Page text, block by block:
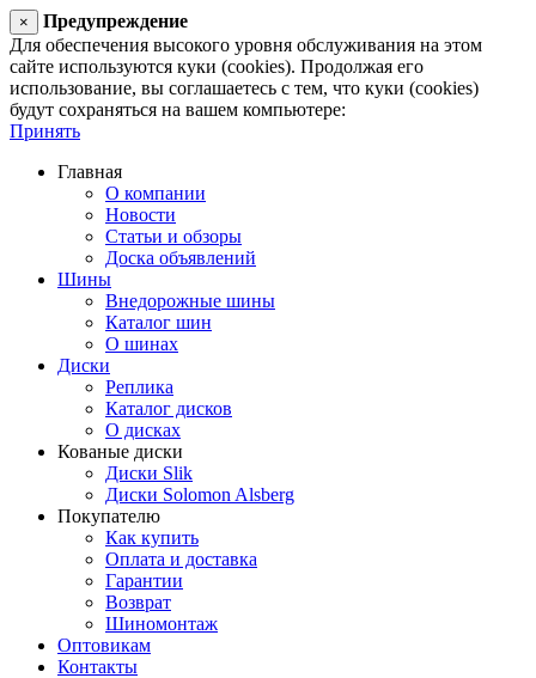
×
Предупреждение
Для обеспечения высокого уровня обслуживания на этом
сайте используются куки (cookies). Продолжая его
использование, вы соглашаетесь с тем, что куки (cookies)
будут сохраняться на вашем компьютере:
Принять
Главная
О компании
Новости
Статьи и обзоры
Доска объявлений
Шины
Внедорожные шины
Каталог шин
О шинах
Диски
Реплика
Каталог дисков
О дисках
Кованые диски
Диски Slik
Диски Solomon Alsberg
Покупателю
Как купить
Оплата и доставка
Гарантии
Возврат
Шиномонтаж
Оптовикам
Контакты